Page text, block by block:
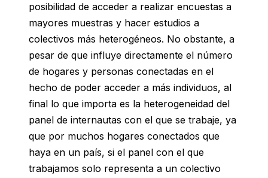
posibilidad de acceder a realizar encuestas a
mayores muestras y hacer estudios a
colectivos más heterogéneos. No obstante, a
pesar de que influye directamente el número
de hogares y personas conectadas en el
hecho de poder acceder a más individuos, al
final lo que importa es la heterogeneidad del
panel de internautas con el que se trabaje, ya
que por muchos hogares conectados que
haya en un país, si el panel con el que
trabajamos solo representa a un colectivo